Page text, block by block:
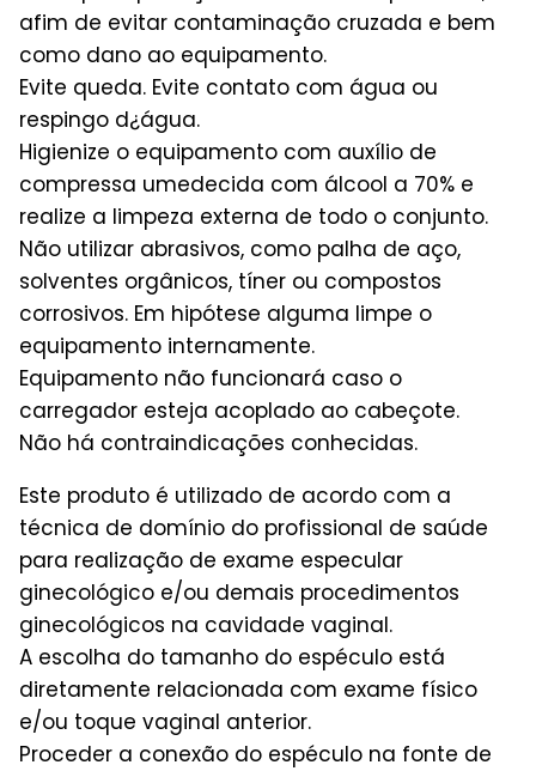
afim de evitar contaminação cruzada e bem
como dano ao equipamento.
Evite queda. Evite contato com água ou
respingo d¿água.
Higienize o equipamento com auxílio de
compressa umedecida com álcool a 70% e
realize a limpeza externa de todo o conjunto.
Não utilizar abrasivos, como palha de aço,
solventes orgânicos, tíner ou compostos
corrosivos. Em hipótese alguma limpe o
equipamento internamente.
Equipamento não funcionará caso o
carregador esteja acoplado ao cabeçote.
Não há contraindicações conhecidas.
Este produto é utilizado de acordo com a
técnica de domínio do profissional de saúde
para realização de exame especular
ginecológico e/ou demais procedimentos
ginecológicos na cavidade vaginal.
A escolha do tamanho do espéculo está
diretamente relacionada com exame físico
e/ou toque vaginal anterior.
Proceder a conexão do espéculo na fonte de